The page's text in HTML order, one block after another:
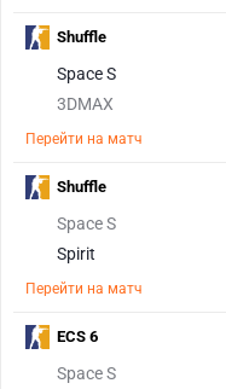
Space S
3DMAX
Перейти на матч
Shuffle
Space S
Spirit
Перейти на матч
Shuffle
Space S
ECS 6